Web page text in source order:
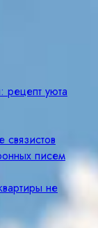
рецепт уюта
писем
не